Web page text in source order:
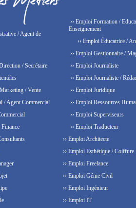
/ Agent de
/ Secrétaire
/ Vente
/ Agent Commercial
Finance
›› Emploi Formation /
Enseignement
›› Emploi Éducatrice /
›› Emploi Gestionnaire /
›› Emploi Journaliste
›› Emploi Journaliste /
›› Emploi Juridique
›› Emploi Ressources
›› Emploi Superviseurs
›› Emploi Traducteur
›› Emploi Architecte
›› Emploi Esthétique / Coiffure
›› Emploi Freelance
›› Emploi Génie Civil
›› Emploi Ingénieur
›› Emploi IT